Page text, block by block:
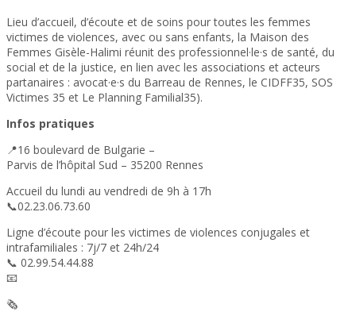
Lieu d’accueil, d’écoute et de soins pour toutes les femmes
victimes de violences, avec ou sans enfants, la Maison des
Femmes Gisèle-Halimi réunit des professionnel·le·s de santé, du
social et de la justice, en lien avec les associations et acteurs
partanaires : avocat·e·s du Barreau de Rennes, le CIDFF35, SOS
Victimes 35 et Le Planning Familial35).
Infos pratiques
📍16 boulevard de Bulgarie –
Parvis de l’hôpital Sud – 35200 Rennes
Accueil du lundi au vendredi de 9h à 17h
📞02.23.06.73.60
Ligne d’écoute pour les victimes de violences conjugales et
intrafamiliales : 7j/7 et 24h/24
📞 02.99.54.44.88
📧
🗞